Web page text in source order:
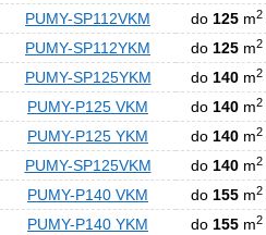
PUMY-SP112VKM
do 125 m2
PUMY-SP112YKM
do 125 m2
PUMY-SP125YKM
do 140 m2
PUMY-P125 VKM
do 140 m2
PUMY-P125 YKM
do 140 m2
PUMY-SP125VKM
do 140 m2
PUMY-P140 VKM
do 155 m2
PUMY-P140 YKM
do 155 m2